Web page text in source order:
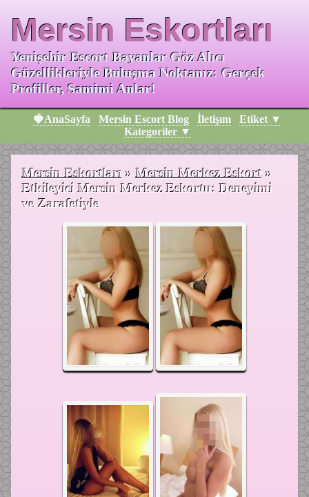
Mersin Eskortları
Yenişehir Escort Bayanlar Göz Alıcı
Güzellikleriyle Buluşma Noktanız: Gerçek
Profiller, Samimi Anlar!
🍓AnaSayfa Mersin Escort Blog İletişım
Etiket ▼
Kategoriler ▼
Mersin Eskortları »Mersin Merkez Eskort »
Etkileyici Mersin Merkez Eskortu: Deneyimi
ve Zarafetiyle